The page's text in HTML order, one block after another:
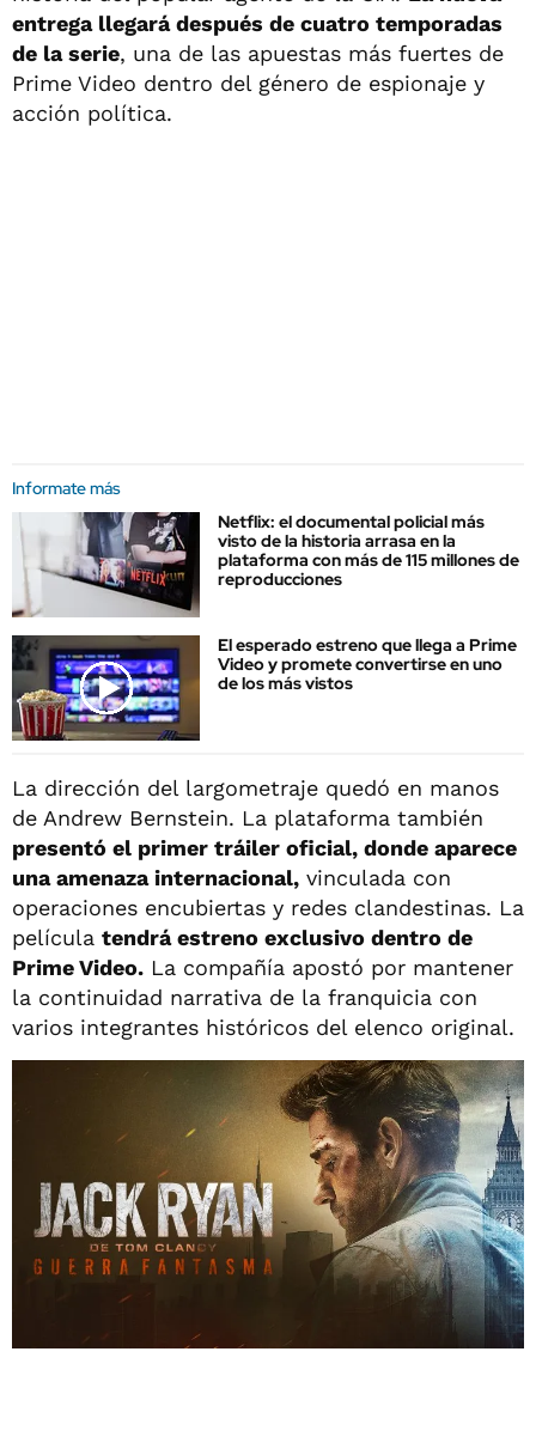
entrega llegará después de cuatro temporadas
de la serie, una de las apuestas más fuertes de
Prime Video dentro del género de espionaje y
acción política.
Informate más
Netflix: el documental policial más
visto de la historia arrasa en la
plataforma con más de 115 millones de
reproducciones
El esperado estreno que llega a Prime
Video y promete convertirse en uno
de los más vistos
La dirección del largometraje quedó en manos
de Andrew Bernstein. La plataforma también
presentó el primer tráiler oficial, donde aparece
una amenaza internacional, vinculada con
operaciones encubiertas y redes clandestinas. La
película tendrá estreno exclusivo dentro de
Prime Video. La compañía apostó por mantener
la continuidad narrativa de la franquicia con
varios integrantes históricos del elenco original.